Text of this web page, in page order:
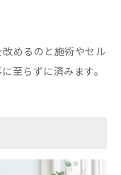
めるのと施術やセル
至らずに済みます。